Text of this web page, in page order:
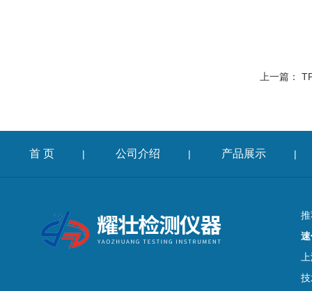
上一篇：
首 页 | 公司介绍 | 产品展示 |